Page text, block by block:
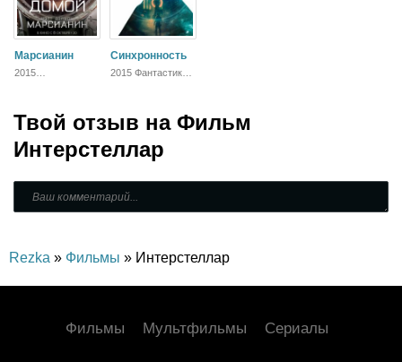
Марсианин
2015
Зарубежный
Синхронность
2015 Фантастика,
Твой отзыв на Фильм
Интерстеллар
Rezka » Фильмы » Интерстеллар
Фильмы Мультфильмы Сериалы